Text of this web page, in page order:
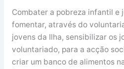
Combater a pobreza infantil e
fomentar, através do
jovens da Ilha, sensibilizar os
voluntariado, para a acção
criar um banco de alimentos